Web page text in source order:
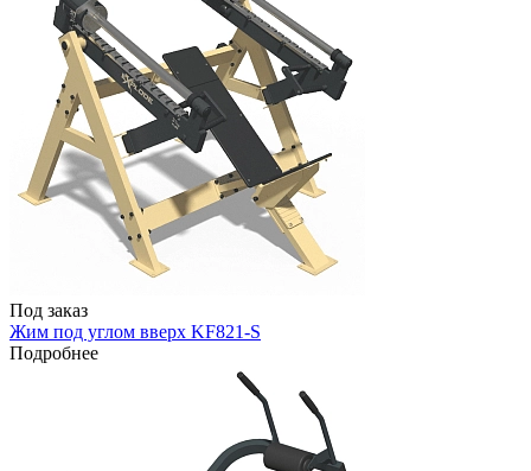
Под заказ
Жим под углом вверх KF821-S
Подробнее